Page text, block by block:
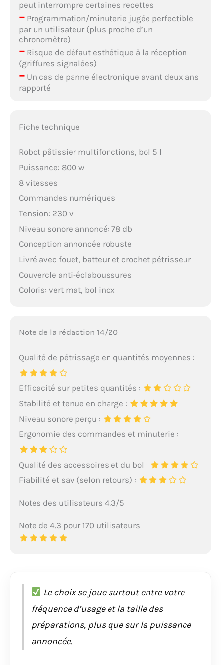
peut interrompre certaines recettes
–Programmation/minuterie jugée perfectible
par un utilisateur (plus proche d’un
chronomètre)
–Risque de défaut esthétique à la réception
(griffures signalées)
–Un cas de panne électronique avant deux ans
rapporté
Fiche technique
Robot pâtissier multifonctions, bol 5 l
Puissance: 800 w
8 vitesses
Commandes numériques
Tension: 230 v
Niveau sonore annoncé: 78 db
Conception annoncée robuste
Livré avec fouet, batteur et crochet pétrisseur
Couvercle anti-éclaboussures
Coloris: vert mat, bol inox
Note de la rédaction 14/20
Qualité de pétrissage en quantités moyennes :
Efficacité sur petites quantités :
Stabilité et tenue en charge :
Niveau sonore perçu :
Ergonomie des commandes et minuterie :
Qualité des accessoires et du bol :
Fiabilité et sav (selon retours) :
Notes des utilisateurs 4.3/5
Note de 4.3 pour 170 utilisateurs
Le choix se joue surtout entre votre
fréquence d’usage et la taille des
préparations, plus que sur la puissance
annoncée.